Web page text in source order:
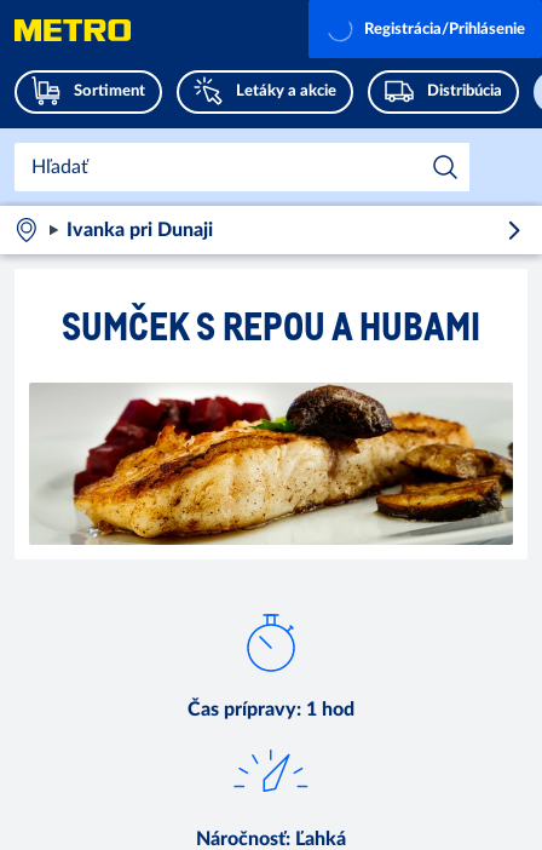
Sortiment Letáky a akcie Distribúcia
Registrácia/Prihlásenie
Ivanka pri Dunaji
SUMČEK S REPOU A HUBAMI
Čas prípravy: 1 hod
Náročnosť: Ľahká